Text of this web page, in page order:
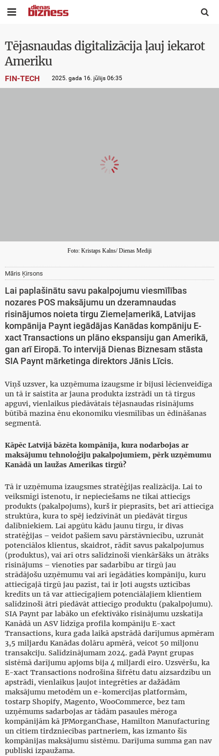
 
Tējasnaudas digitalizācija ļauj iekarot
Ameriku
FIN-TECH 2025. gada 16. jūlijs 06:35
Foto: Kristaps Kalns/ Dienas Mediji
Māris Ķirsons
Lai paplašinātu savu pakalpojumu viesmīlības
nozares POS maksājumu un dzeramnaudas
risinājumos noieta tirgu Ziemeļamerikā, Latvijas
kompānija Paynt iegādājas Kanādas kompāniju E-
xact Transactions un plāno ekspansiju gan Amerikā,
gan arī Eiropā. To intervijā Dienas Biznesam stāsta
SIA Paynt mārketinga direktors Jānis Līcis.
Viņš uzsver, ka uzņēmuma izaugsme ir bijusi lēcienveidīga
un tā ir saistīta ar jauna produkta izstrādi un tā tirgus
apguvi, vienlaikus piedāvātais tējasnaudas risinājums
būtībā mazina ēnu ekonomiku viesmīlības un ēdināšanas
segmentā.
Kāpēc Latvijā bāzēta kompānija, kura nodarbojas ar
maksājumu tehnoloģiju pakalpojumiem, pērk uzņēmumu
Kanādā un laužas Amerikas tirgū?
Tā ir uzņēmuma izaugsmes stratēģijas realizācija. Lai to
veiksmīgi īstenotu, ir nepieciešams ne tikai attiecīgs
produkts (pakalpojums), kurš ir pieprasīts, bet arī attiecīga
struktūra, kura to spēj iedzīvināt un piedāvāt tirgus
dalībniekiem. Lai apgūtu kādu jaunu tirgu, ir divas
stratēģijas – veidot pašiem savu pārstāvniecību, uzrunāt
potenciālos klientus, skaidrot, rādīt savus pakalpojumus
(produktus), vai arī otrs salīdzinoši vienkāršāks un ātrāks
risinājums – vienoties par sadarbību ar tirgū jau
strādājošu uzņēmumu vai arī iegādāties kompāniju, kuru
attiecīgajā tirgū jau pazīst, tai ir ļoti augsts uzticības
kredīts un tā var attiecīgajiem potenciālajiem klientiem
salīdzinoši ātri piedāvāt attiecīgo produktu (pakalpojumu).
SIA Paynt par labāko un efektīvāko risinājumu uzskatīja
Kanādā un ASV līdzīga profila kompāniju E-xact
Transactions, kura gada laikā apstrādā darījumus apmēram
3,5 miljardu Kanādas dolāru apmērā, veicot 50 miljonu
transakciju. Salīdzinājumam 2024. gadā Paynt grupas
sistēmā darījumu apjoms bija 4 miljardi eiro. Uzsvēršu, ka
E-xact Transactions nodrošina šifrētu datu aizsardzību un
apstrādi, vienlaikus ļaujot integrēties ar dažādām
maksājumu metodēm un e-komercijas platformām,
tostarp Shopify, Magento, WooCommerce, bez tam
uzņēmums sadarbojas ar tādām pasaules mēroga
kompānijām kā JPMorganChase, Hamilton Manufacturing
un citiem tirdzniecības partneriem, kas izmanto šīs
kompānijas maksājumu sistēmu. Darījuma summa gan nav
publiski izpaužama.